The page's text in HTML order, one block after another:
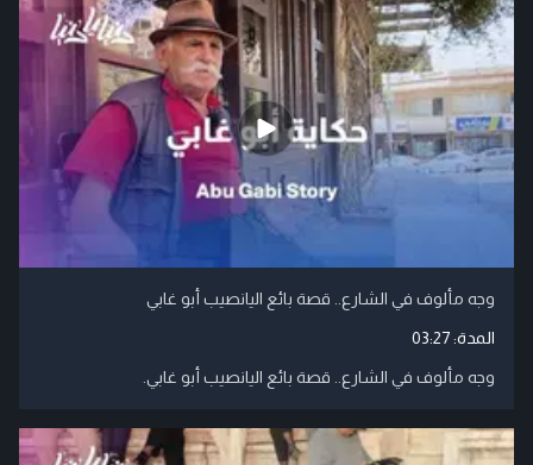
وجه مألوف في الشارع.. قصة بائع اليانصيب أبو غابي
المدة:03:27
وجه مألوف في الشارع.. قصة بائع اليانصيب أبو غابي.